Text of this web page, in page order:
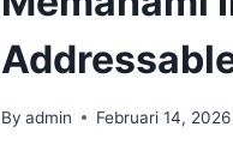
By admin Februari 14, 2026